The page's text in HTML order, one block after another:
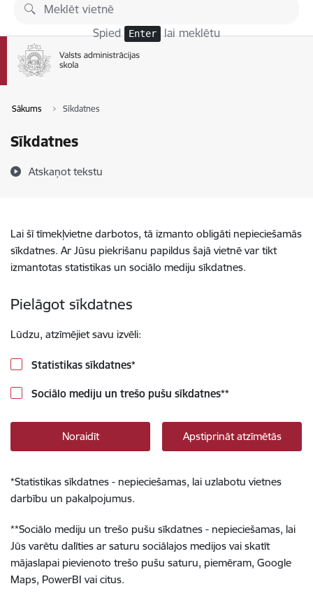
Pāriet uz lapas saturu
Spied Enter lai meklētu
Sākums Sīkdatnes
Sīkdatnes
Atskaņot tekstu
Lai šī tīmekļvietne darbotos, tā izmanto obligāti nepieciešamās
sīkdatnes. Ar Jūsu piekrišanu papildus šajā vietnē var tikt
izmantotas statistikas un sociālo mediju sīkdatnes.
Pielāgot sīkdatnes
Lūdzu, atzīmējiet savu izvēli:
Statistikas sīkdatnes*
Sociālo mediju un trešo pušu sīkdatnes**
Noraidīt Apstiprināt atzīmētās
*Statistikas sīkdatnes - nepieciešamas, lai uzlabotu vietnes
darbību un pakalpojumus.
**Sociālo mediju un trešo pušu sīkdatnes - nepieciešamas, lai
Jūs varētu dalīties ar saturu sociālajos medijos vai skatīt
mājaslapai pievienoto trešo pušu saturu, piemēram, Google
Maps, PowerBI vai citus.